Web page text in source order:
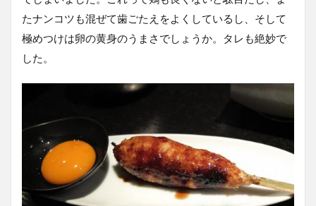
たナンコツも混ぜて歯ごたえをよくしているし、そして
極めつけは卵の黄身のうまさでしょうか。タレも絶妙で
した。